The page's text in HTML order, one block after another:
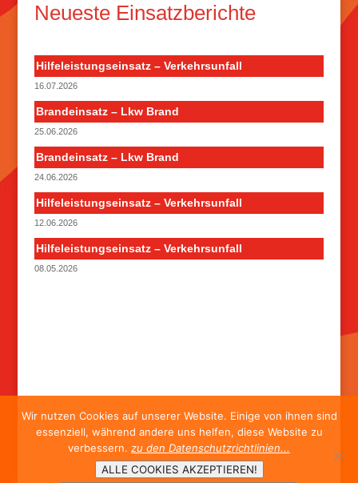
Neueste Einsatzberichte
Hilfeleistungseinsatz – Verkehrsunfall
16.07.2026
Brandeinsatz – Lkw Brand
25.06.2026
Brandeinsatz – Lkw Brand
24.06.2026
Hilfeleistungseinsatz – Verkehrsunfall
12.06.2026
Hilfeleistungseinsatz – Verkehrsunfall
08.05.2026
Wir nutzen Cookies auf unserer Website. Einige von ihnen sind
essenziell, während andere uns helfen, diese Website zu
verbessern. zu den Datenschutzrichtlinien...
ALLE COOKIES AKZEPTIEREN!